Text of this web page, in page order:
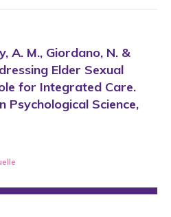
A. M., Giordano, N. &
Elder Sexual
for Integrated Care.
Psychological Science,